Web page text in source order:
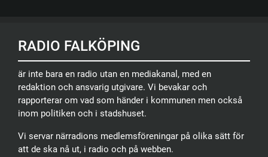
RADIO FALKÖPING
är inte bara en radio utan en mediakanal, med en
redaktion och ansvarig utgivare. Vi bevakar och
rapporterar om vad som händer i kommunen men också
inom politiken och i stadshuset.
Vi servar närradions medlemsföreningar på olika sätt för
att de ska nå ut, i radio och på webben.